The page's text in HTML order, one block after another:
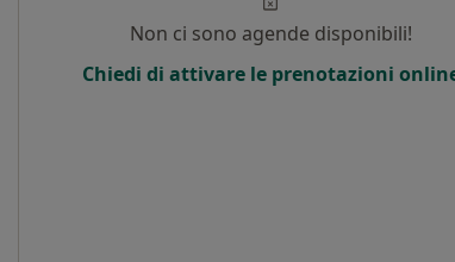
Non ci sono agende disponibili!
Chiedi di attivare le prenotazioni